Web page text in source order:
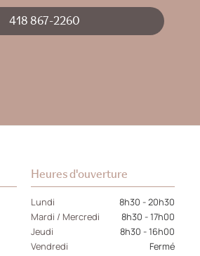
418 867-2260
Heures d'ouverture
Lundi
8h30 - 20h30
Mardi / Mercredi
8h30 - 17h00
Jeudi
8h30 - 16h00
Vendredi
Fermé